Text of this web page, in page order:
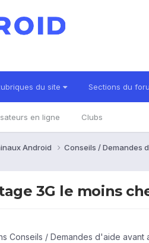
du site Sections du
en ligne Clubs
Android Conseils / Demandes
3G le moins
Conseils / Demandes d'aide avant